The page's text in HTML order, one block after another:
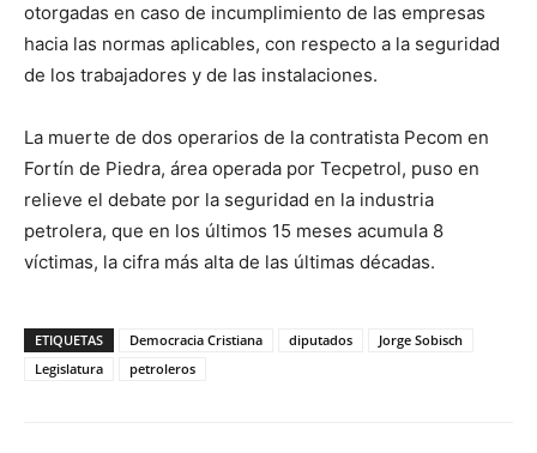
otorgadas en caso de incumplimiento de las empresas
hacia las normas aplicables, con respecto a la seguridad
de los trabajadores y de las instalaciones.
La muerte de dos operarios de la contratista Pecom en
Fortín de Piedra, área operada por Tecpetrol, puso en
relieve el debate por la seguridad en la industria
petrolera, que en los últimos 15 meses acumula 8
víctimas, la cifra más alta de las últimas décadas.
ETIQUETAS Democracia Cristiana diputados
Jorge Sobisch
Legislatura
petroleros